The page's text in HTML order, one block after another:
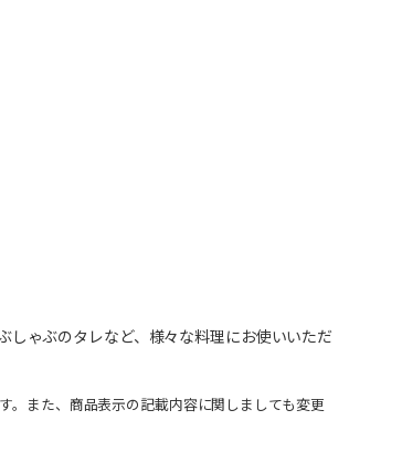
しゃぶのタレなど、様々な料理にお使いいただ
また、商品表示の記載内容に関しましても変更